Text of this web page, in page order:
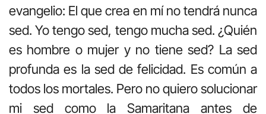
evangelio: El que crea en mí no tendrá nunca
sed. Yo tengo sed, tengo mucha sed. ¿Quién
es hombre o mujer y no tiene sed? La sed
profunda es la sed de felicidad. Es común a
todos los mortales. Pero no quiero solucionar
mi sed como la Samaritana antes de